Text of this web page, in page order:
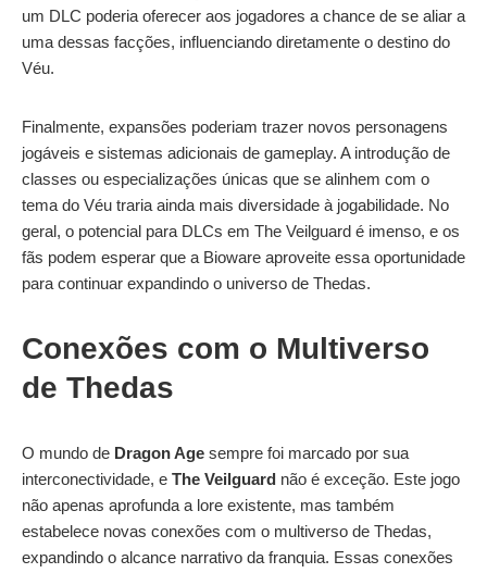
um DLC poderia oferecer aos jogadores a chance de se aliar a
uma dessas facções, influenciando diretamente o destino do
Véu.
Finalmente, expansões poderiam trazer novos personagens
jogáveis e sistemas adicionais de gameplay. A introdução de
classes ou especializações únicas que se alinhem com o
tema do Véu traria ainda mais diversidade à jogabilidade. No
geral, o potencial para DLCs em The Veilguard é imenso, e os
fãs podem esperar que a Bioware aproveite essa oportunidade
para continuar expandindo o universo de Thedas.
Conexões com o Multiverso
de Thedas
O mundo de Dragon Age sempre foi marcado por sua
interconectividade, e The Veilguard não é exceção. Este jogo
não apenas aprofunda a lore existente, mas também
estabelece novas conexões com o multiverso de Thedas,
expandindo o alcance narrativo da franquia. Essas conexões